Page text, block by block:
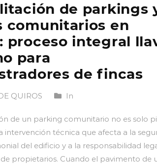
de parkings
comunitarios en
proceso integral
para
de fincas
QUIROS In
de un parking comunitario no es solo
intervención técnica que afecta a la
del edificio y a la responsabilidad
propietarios. Cuando el pavimento de